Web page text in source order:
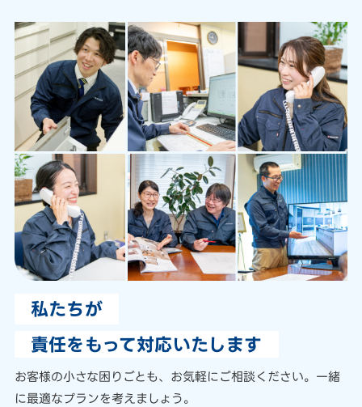
私たちが
責任をもって対応いたします
お客様の小さな困りごとも、 お気軽にご相談ください。 一緒
に最適なプランを考えましょう。